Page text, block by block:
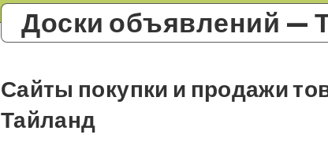
Доски объявлений —
Сайты покупки и продажи
Тайланд